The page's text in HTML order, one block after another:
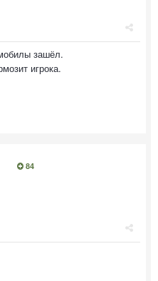
зашёл.
игрока.
84